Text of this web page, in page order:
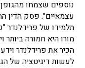
נוספים שצמחו
עצמאיים". פסק הדין
תלמידו של פרידלנדר
מורו היא חמורה ביותר
הכיר את פרידלנדר
לעשות דיגיטציה של